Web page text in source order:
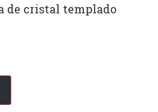
de cristal templado